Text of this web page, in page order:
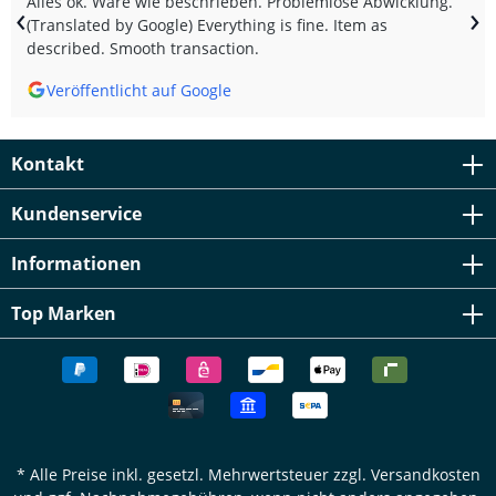
(Translated by Google) Everything is fine. Item as
described. Smooth transaction.
Veröffentlicht auf Google
‹ ›
Kontakt
Kundenservice
Informationen
Top Marken
* Alle Preise inkl. gesetzl. Mehrwertsteuer zzgl. Versandkosten